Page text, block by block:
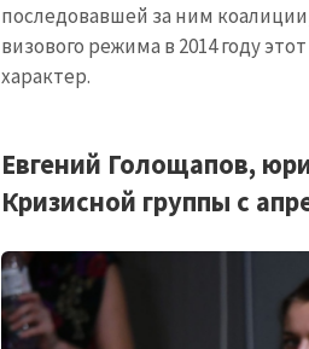
последовавшей за ним
визового режима в 2014 году
характер.
Евгений Голощапов,
Кризисной группы с